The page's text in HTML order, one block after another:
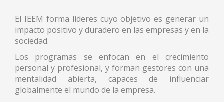
El IEEM forma líderes cuyo objetivo es generar un
impacto positivo y duradero en las empresas y en la
sociedad.
Los programas se enfocan en el crecimiento
personal y profesional, y forman gestores con una
mentalidad abierta, capaces de influenciar
globalmente el mundo de la empresa.